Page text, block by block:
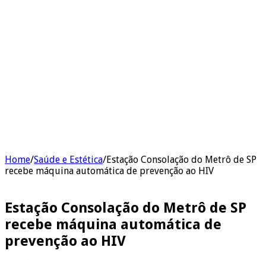
Home/Saúde e Estética/Estação Consolação do Metrô de SP
recebe máquina automática de prevenção ao HIV
Estação Consolação do Metrô de SP
recebe máquina automática de
prevenção ao HIV